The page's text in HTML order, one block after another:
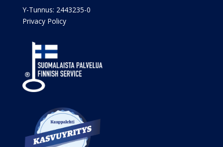
Y-Tunnus: 2443235-0
Privacy Policy